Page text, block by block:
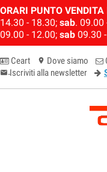
ORARI PUNTO
14.30 - 18.30; sab. 09.00
09.00 - 12.00; sab 09.30
Ceart location_on Dove siamo
email-newsletter
Iscriviti alla newsletter